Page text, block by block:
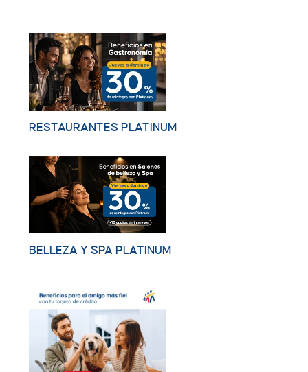
RESTAURANTES PLATINUM
BELLEZA Y SPA PLATINUM